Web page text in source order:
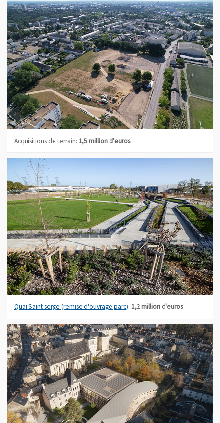
Acquisitions de terrain: 1,5 million d'euros
Quai Saint serge (remise d'ouvrage parc): 1,2 million d'euros